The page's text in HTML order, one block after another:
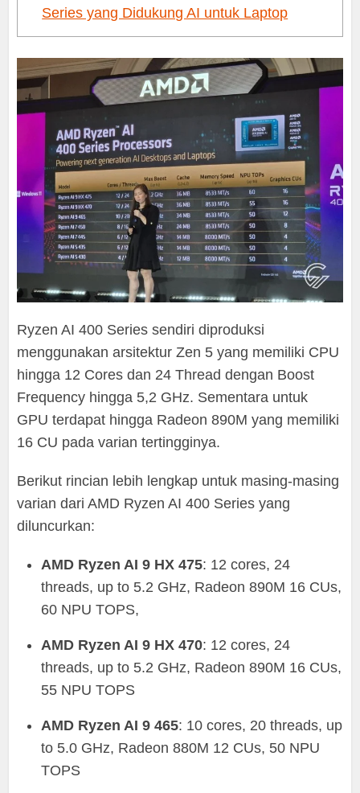
Series yang Didukung AI untuk Laptop
Ryzen AI 400 Series sendiri diproduksi
menggunakan arsitektur Zen 5 yang memiliki CPU
hingga 12 Cores dan 24 Thread dengan Boost
Frequency hingga 5,2 GHz. Sementara untuk
GPU terdapat hingga Radeon 890M yang memiliki
16 CU pada varian tertingginya.
Berikut rincian lebih lengkap untuk masing-masing
varian dari AMD Ryzen AI 400 Series yang
diluncurkan:
AMD Ryzen AI 9 HX 475: 12 cores, 24
threads, up to 5.2 GHz, Radeon 890M 16 CUs,
60 NPU TOPS,
AMD Ryzen AI 9 HX 470: 12 cores, 24
threads, up to 5.2 GHz, Radeon 890M 16 CUs,
55 NPU TOPS
AMD Ryzen AI 9 465: 10 cores, 20 threads, up
to 5.0 GHz, Radeon 880M 12 CUs, 50 NPU
TOPS